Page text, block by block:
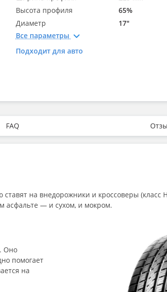
Высота профиля
65%
Диаметр
17"
Все параметры
Подходит для авто
FAQ
на внедорожники и кроссоверы
асфальте — и сухом, и мокром.
Оно
помогает
на